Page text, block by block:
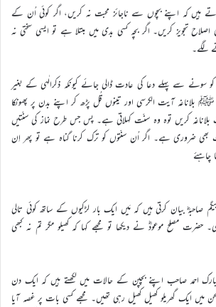
ہیں کہ اپنے بچوں سے ناجائز محبت نہ کریں، اگر کوئی اُن کے
تجویز کریں۔ اگر بچہ کسی بدی میں مبتلا ہے تو ایسی سختی نہ
لگے۔
سے پہلے دعا کی عادت ڈالی جائے کیونکہ ذکرالٰہی کے بغیر
بلاناغہ آیت الکرسی اور تینوں قُل پڑھ کر اپنے بدن پر پھونکا
کریں توہ وہ سنّت کہلاتی ہے۔ پس جس طرح نماز کی سنّتیں
ضروری ہے۔ اگر اُن سنّتوں کو ترک کرنا گناہ ہے تو پھر اِن
چاہئے
صاحبہؓ بیان کرتی ہیں کہ مَیں ایک بار لڑکیوں کے ساتھ کوئی تالی
حضرت مصلح موعودؓ نے دیکھا تو مجھے کہا کہ کھیلو مگر تم نہ کبھی
احمد صاحب اپنے بچپن کے حالات میں لکھتے ہیں کہ ایک دن
میں ایک گھریلو کھیل کھیل رہی تھیں۔ مجھے کسی بات پر غصہ آیا